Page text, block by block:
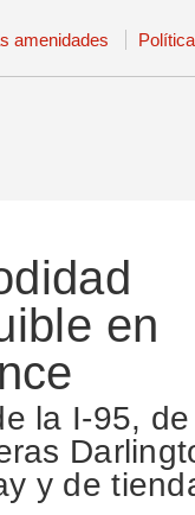
amenidades
en
la I-95,
y de